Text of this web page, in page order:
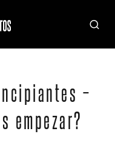
–
empezar?